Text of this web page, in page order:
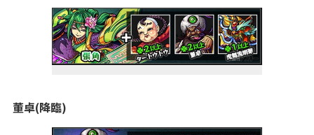
董卓(降臨)